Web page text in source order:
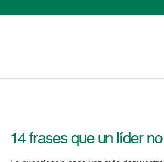
14 frases que un líder